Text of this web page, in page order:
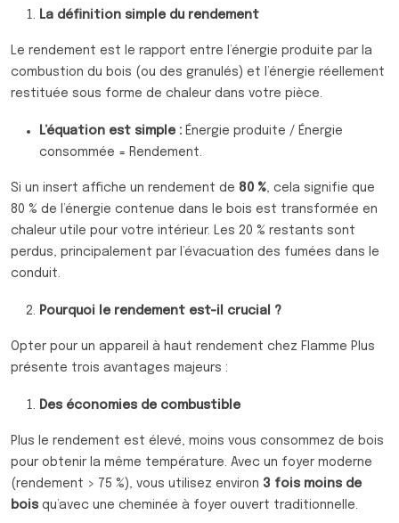
La définition simple du rendement
Le rendement est le rapport entre l’énergie produite par la
combustion du bois (ou des granulés) et l’énergie réellement
restituée sous forme de chaleur dans votre pièce.
L’équation est simple : Énergie produite / Énergie
consommée = Rendement.
Si un insert affiche un rendement de 80 % , cela signifie que
80 % de l’énergie contenue dans le bois est transformée en
chaleur utile pour votre intérieur. Les 20 % restants sont
perdus, principalement par l’évacuation des fumées dans le
conduit.
Pourquoi le rendement est-il crucial ?
Opter pour un appareil à haut rendement chez Flamme Plus
présente trois avantages majeurs :
Des économies de combustible
Plus le rendement est élevé, moins vous consommez de bois
pour obtenir la même température. Avec un foyer moderne
(rendement > 75 %), vous utilisez environ 3 fois moins de
bois qu’avec une cheminée à foyer ouvert traditionnelle.